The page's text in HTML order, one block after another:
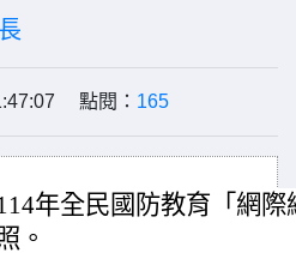
點閱： 165
年全民國防教育「網
。